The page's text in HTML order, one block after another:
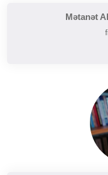
Mətanət